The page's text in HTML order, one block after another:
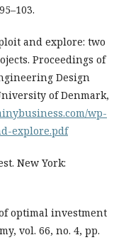
and explore: two
Proceedings of
Design
of Denmark,
wp-
explore.pdf
New York:
optimal investment
vol. 66, no. 4, pp.